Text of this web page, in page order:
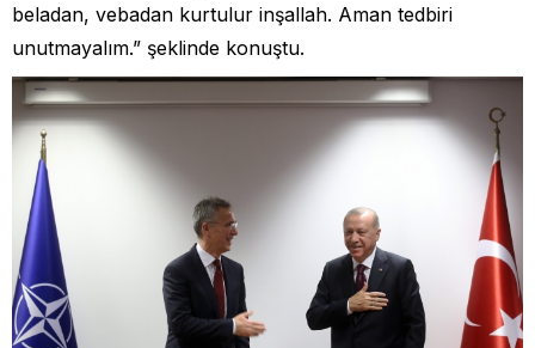
beladan, vebadan kurtulur inşallah. Aman tedbiri
unutmayalım.” şeklinde konuştu.